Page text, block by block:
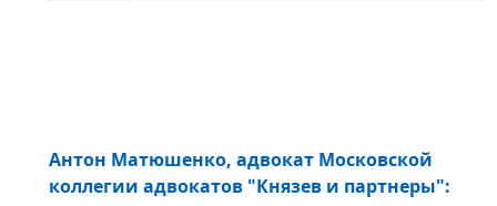
Антон Матюшенко, адвокат Московской
коллегии адвокатов "Князев и партнеры":